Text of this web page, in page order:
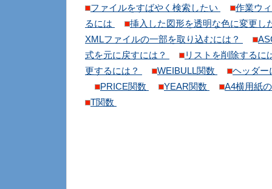
ファイルをすばやく検索したい
作業ウ
るには
挿入した図形を透明な色に変更し
XMLファイルの一部を取り込むには？
式を元に戻すには？
リストを削除するに
更するには？
WEIBULL関数
ヘッダー
PRICE関数
YEAR関数
A4横用紙
T関数